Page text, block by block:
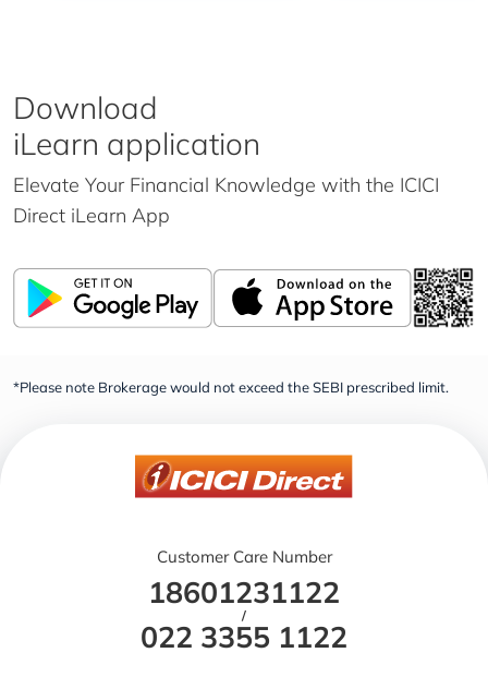
Download
iLearn application
Elevate Your Financial Knowledge with the ICICI
Direct iLearn App
*Please note Brokerage would not exceed the SEBI prescribed limit.
Customer Care Number
18601231122
/
022 3355 1122